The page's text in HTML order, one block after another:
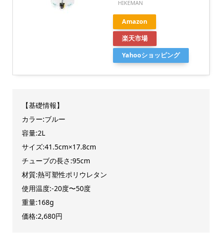
HIKEMAN
Amazon
楽天市場
Yahooショッピング
【基礎情報】
カラー:ブルー
容量:2L
サイズ:41.5cm×17.8cm
チューブの長さ:95cm
材質:熱可塑性ポリウレタン
使用温度:-20度〜50度
重量:168g
価格:2,680円